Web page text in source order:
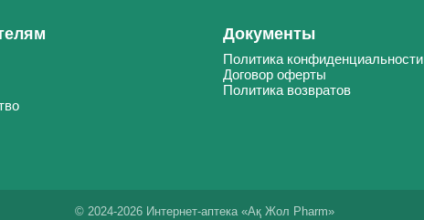
Документы
Политика конфиденциальности
Договор оферты
Политика возвратов
© 2024-2026 Интернет-аптека «Ақ Жол Pharm»